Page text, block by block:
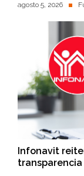
agosto 5, 2026
Infonavit